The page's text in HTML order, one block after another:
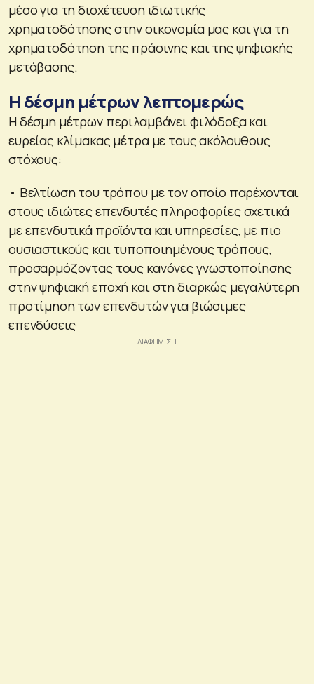
μέσο για τη διοχέτευση ιδιωτικής
χρηματοδότησης στην οικονομία μας και για τη
χρηματοδότηση της πράσινης και της ψηφιακής
μετάβασης.
Η δέσμη μέτρων λεπτομερώς
Η δέσμη μέτρων περιλαμβάνει φιλόδοξα και
ευρείας κλίμακας μέτρα με τους ακόλουθους
στόχους:
• Βελτίωση του τρόπου με τον οποίο παρέχονται
στους ιδιώτες επενδυτές πληροφορίες σχετικά
με επενδυτικά προϊόντα και υπηρεσίες, με πιο
ουσιαστικούς και τυποποιημένους τρόπους,
προσαρμόζοντας τους κανόνες γνωστοποίησης
στην ψηφιακή εποχή και στη διαρκώς μεγαλύτερη
προτίμηση των επενδυτών για βιώσιμες
επενδύσεις·